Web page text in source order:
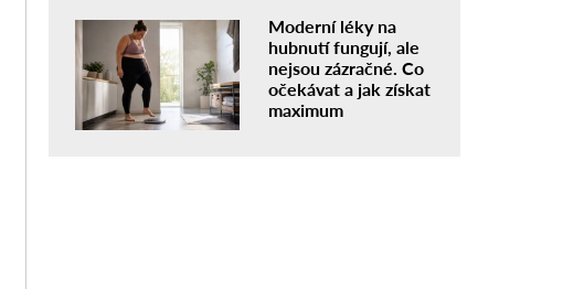
Moderní léky na
hubnutí fungují, ale
nejsou zázračné. Co
očekávat a jak získat
maximum